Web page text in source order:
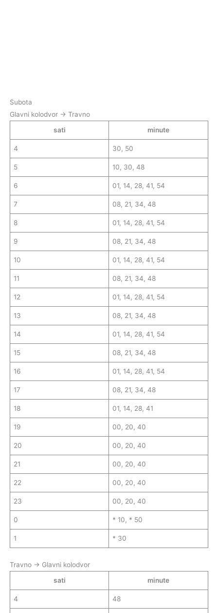
Subota
Glavni kolodvor → Travno
sati
minute
4 30, 50
5 10, 30, 48
6 01, 14, 28, 41, 54
7 08, 21, 34, 48
8 01, 14, 28, 41, 54
9 08, 21, 34, 48
10 01, 14, 28, 41, 54
11 08, 21, 34, 48
12 01, 14, 28, 41, 54
13 08, 21, 34, 48
14 01, 14, 28, 41, 54
15 08, 21, 34, 48
16 01, 14, 28, 41, 54
17 08, 21, 34, 48
18 01, 14, 28, 41
19 00, 20, 40
20 00, 20, 40
21 00, 20, 40
22 00, 20, 40
23 00, 20, 40
0 * 10, * 50
1 * 30
Travno → Glavni kolodvor
sati
minute
4 48